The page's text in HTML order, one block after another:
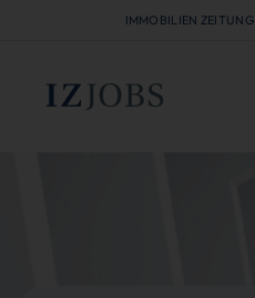
IMMOBILIEN ZEITUNG